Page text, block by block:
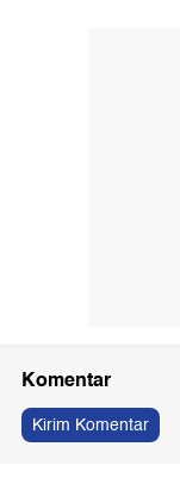
Komentar
Kirim Komentar